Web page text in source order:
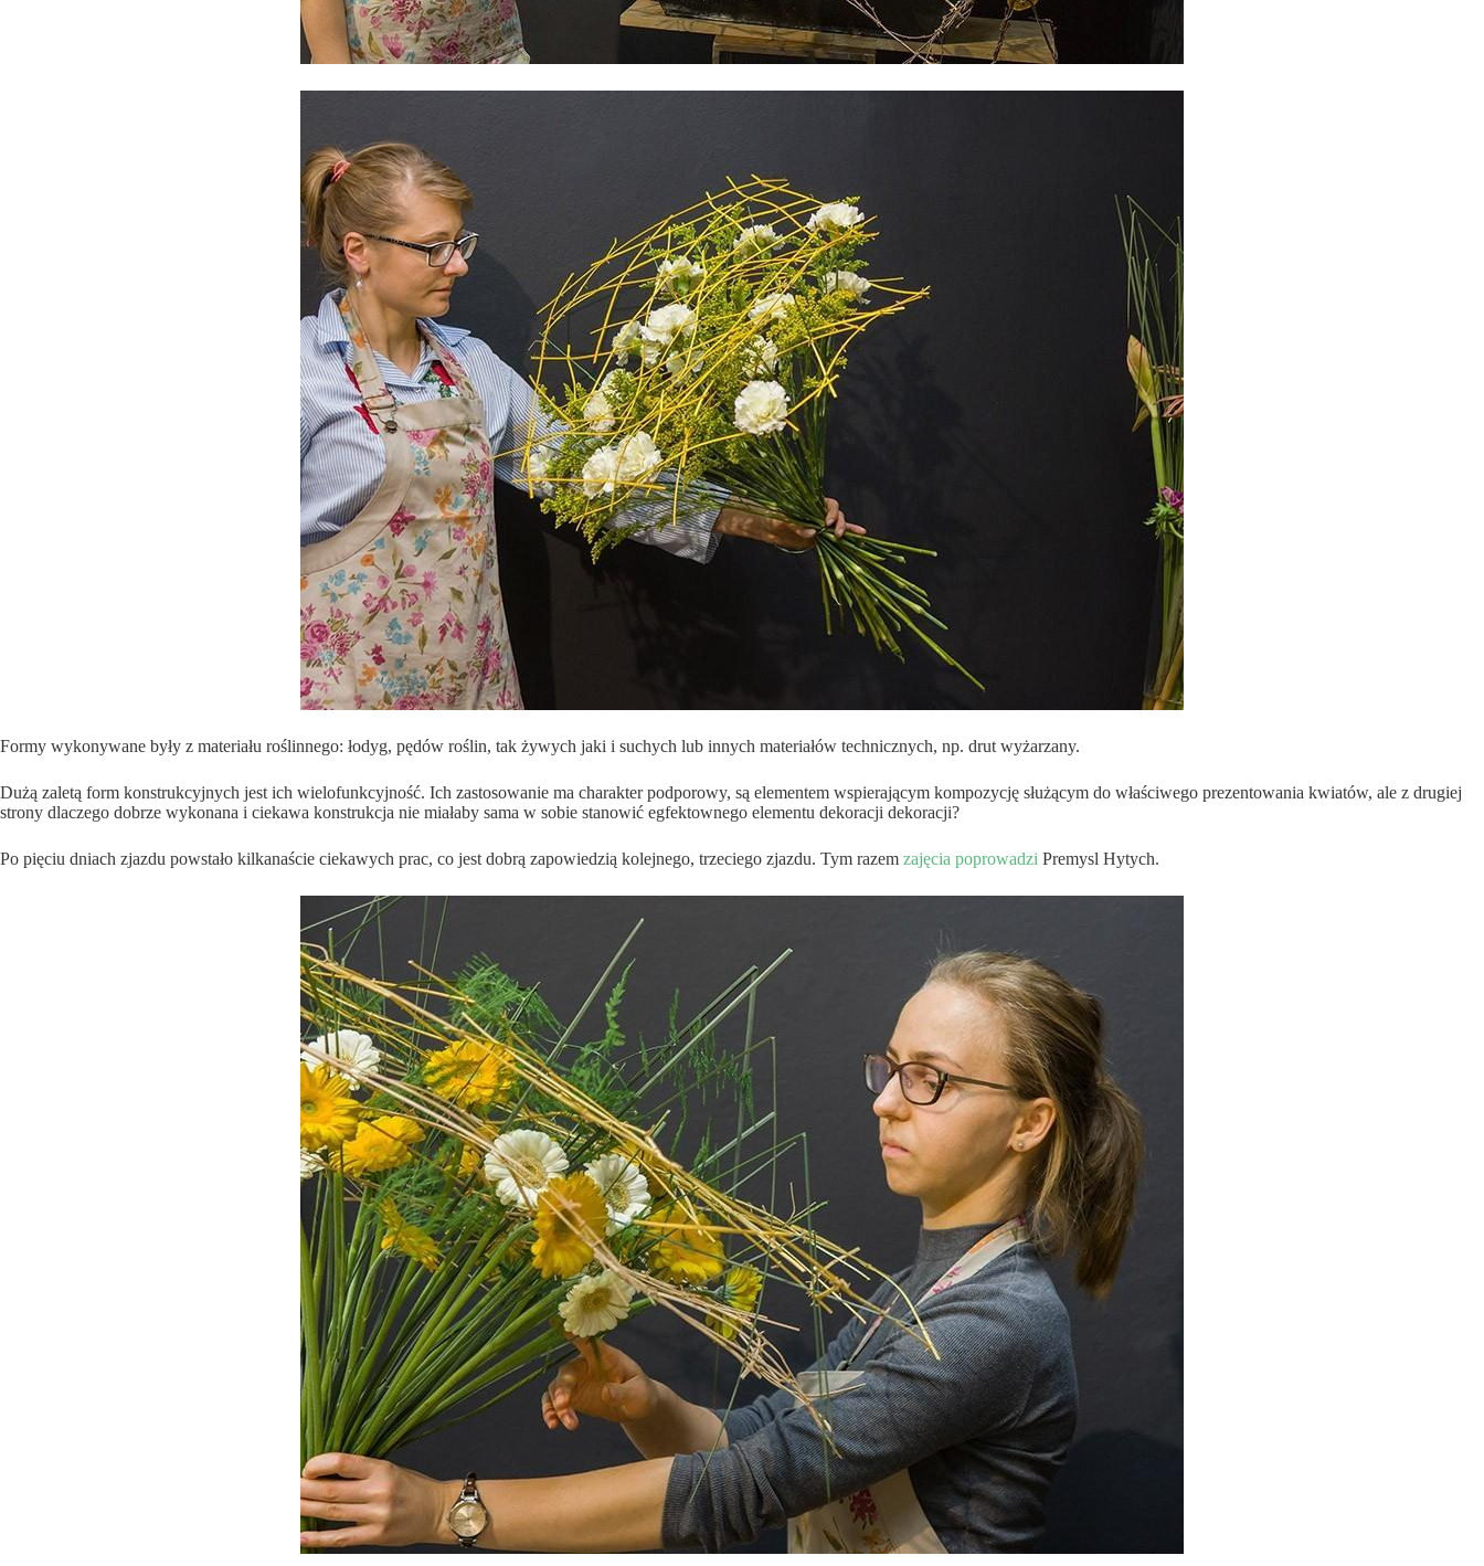
Formy wykonywane były z materiału roślinnego: łodyg, pędów roślin, tak żywych jaki i suchych lub innych materiałów technicznych, np. drut wyżarzany.
Dużą zaletą form konstrukcyjnych jest ich wielofunkcyjność. Ich zastosowanie ma charakter podporowy, są elementem wspierającym kompozycję służącym do właściwego prezentowania kwiatów, ale z drugiej
strony dlaczego dobrze wykonana i ciekawa konstrukcja nie miałaby sama w sobie stanowić egfektownego elementu dekoracji dekoracji?
Po pięciu dniach zjazdu powstało kilkanaście ciekawych prac, co jest dobrą zapowiedzią kolejnego, trzeciego zjazdu. Tym razem zajęcia poprowadzi Premysl Hytych.